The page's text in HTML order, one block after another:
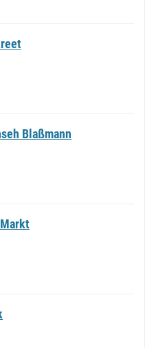
Blaßmann